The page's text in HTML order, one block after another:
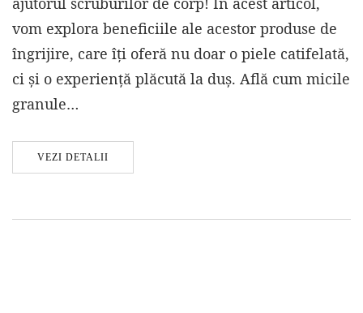
vom explora beneficiile ale acestor produse de
îngrijire, care îți oferă nu doar o piele catifelată,
ci și o experiență plăcută la duș. Află cum micile
granule…
VEZI DETALII